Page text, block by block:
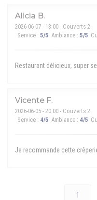
Alicia B
2026-06-07 - 13:00 - Couverts 2
Service : 5/5 Ambiance : 5/5
Restaurant délicieux, super
Vicente F
2026-06-05 - 20:00 - Couverts 2
Service : 4/5 Ambiance : 4/5
Je recommande cette
1